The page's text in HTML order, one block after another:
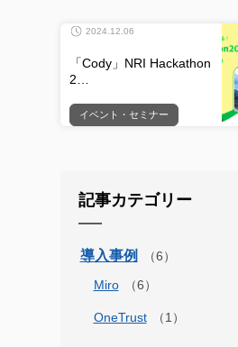
2024.12.06
「Cody」NRI Hackathon
2…
イベント・セミナー
記事カテゴリー
導入事例
Miro
OneTrust